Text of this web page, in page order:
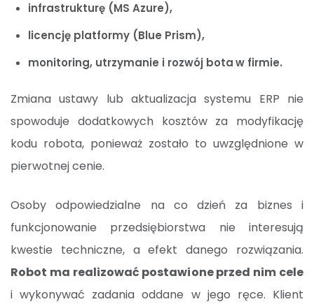
infrastrukturę (MS Azure),
licencję platformy (Blue Prism),
monitoring, utrzymanie i rozwój botaw firmie.
Zmiana ustawy lub aktualizacja systemu ERP nie
spowoduje dodatkowych kosztów za modyfikację
kodu robota, ponieważ zostało to uwzględnione w
pierwotnej cenie.
Osoby odpowiedzialne na co dzień za biznes i
funkcjonowanie przedsiębiorstwa nie interesują
kwestie techniczne, a efekt danego rozwiązania.
Robot ma realizować postawione przed nim cele
i wykonywać zadania oddane w jego ręce. Klient